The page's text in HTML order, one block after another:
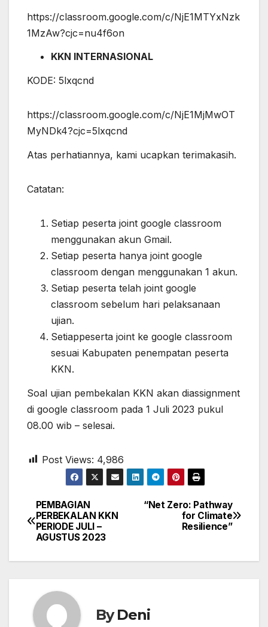
https://classroom.google.com/c/NjE1MTYxNzk
1MzAw?cjc=nu4f6on
KKN INTERNASIONAL
KODE: 5lxqcnd
https://classroom.google.com/c/NjE1MjMwOT
MyNDk4?cjc=5lxqcnd
Atas perhatiannya, kami ucapkan terimakasih.
Catatan:
Setiap peserta joint google classroom
menggunakan akun Gmail.
Setiap peserta hanya joint google
classroom dengan menggunakan 1 akun.
Setiap peserta telah joint google
classroom sebelum hari pelaksanaan
ujian.
Setiappeserta joint ke google classroom
sesuai Kabupaten penempatan peserta
KKN.
Soal ujian pembekalan KKN akan diassignment
di google classroom pada 1 Juli 2023 pukul
08.00 wib – selesai.
Post Views: 4,986
Navigasi
pos
“Net Zero: Pathway
for Climate
Resilience”
PEMBAGIAN
PERBEKALAN KKN
PERIODE JULI –
AGUSTUS 2023
ByDeni